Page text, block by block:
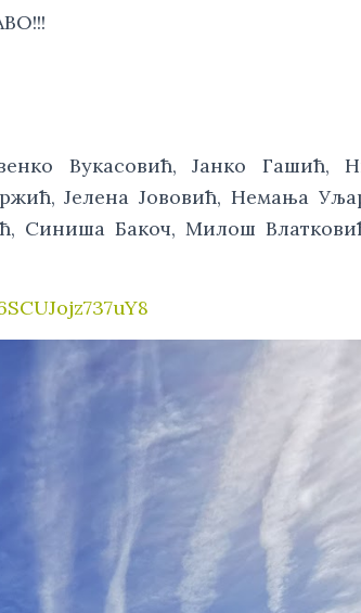
Вукасовић, Јанко Гашић,
Јелена Јововић, Немања
Синиша Бакоч, Милош